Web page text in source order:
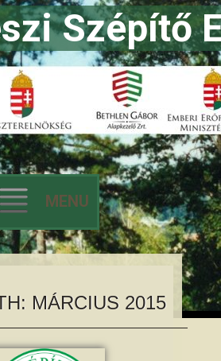
Szépítő
MENU
to content
MÁRCIUS 2015